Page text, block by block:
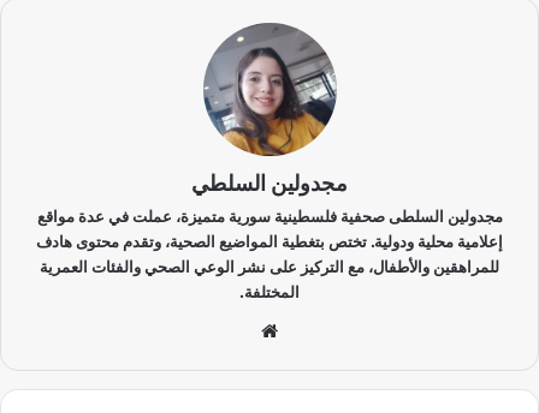
مجدولين السلطي
مجدولين السلطى صحفية فلسطينية سورية متميزة، عملت في عدة مواقع
إعلامية محلية ودولية. تختص بتغطية المواضيع الصحية، وتقدم محتوى هادف
للمراهقين والأطفال، مع التركيز على نشر الوعي الصحي والفئات العمرية
المختلفة.
الوي